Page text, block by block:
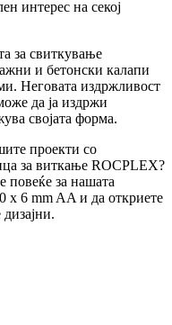
интерес на секој
за свиткување
и бетонски калапи
Неговата издржливост
да ја издржи
својата форма.
проекти со
за виткање ROCPLEX?
повеќе за нашата
x 6 mm AA и да откриете